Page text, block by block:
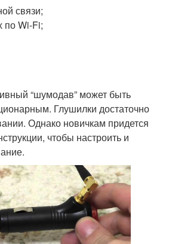
связи;
по Wi-Fi;
“шумодав” может быть
Глушилки достаточно
Однако новичкам придется
чтобы настроить и